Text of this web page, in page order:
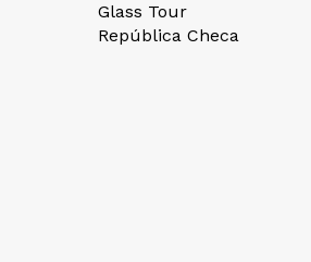
Glass Tour
República Checa